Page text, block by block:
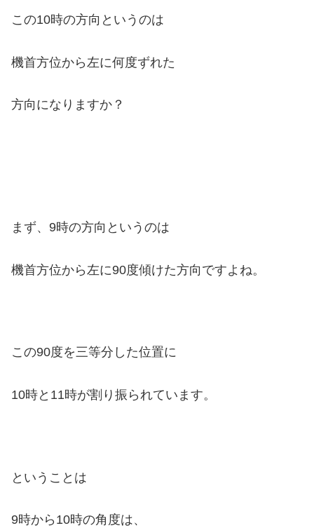
この10時の方向というのは
機首方位から左に何度ずれた
方向になりますか？
まず、9時の方向というのは
機首方位から左に90度傾けた方向ですよね。
この90度を三等分した位置に
10時と11時が割り振られています。
ということは
9時から10時の角度は、